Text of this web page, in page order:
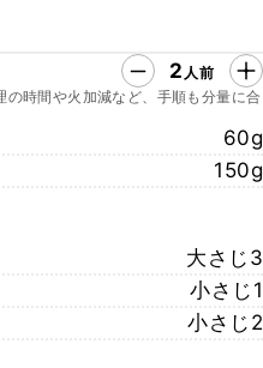
2 人前
時間や火加減など、手順も分量に合
60g
150g
大さじ3
小さじ1
小さじ2